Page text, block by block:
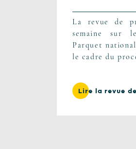
La revue de
semaine sur
Parquet
le cadre du
Lire la revue